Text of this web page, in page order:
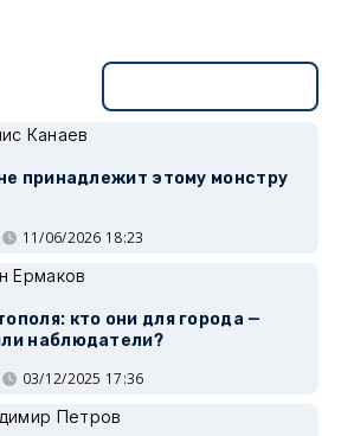
Канаев
принадлежит этому монстру
11/06/2026 18:23
Ермаков
кто они для города —
наблюдатели?
03/12/2025 17:36
Петров